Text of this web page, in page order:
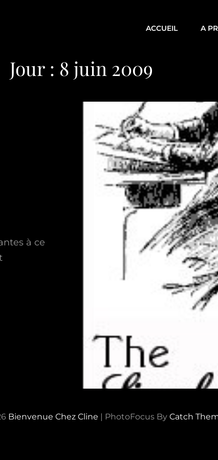
ACCUEIL A
Jour : 8 juin 2009
à ce
Bienvenue Chez Cline | PhotoFocus By Catch